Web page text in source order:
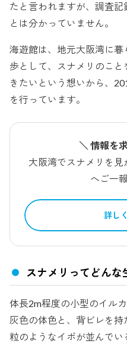
たと言われますが、調査
とは分かっていません。
海遊館は、地元大阪湾に
歩として、スナメリのこ
きたいという想いから、
を行っています。
＼ 情報を
大阪湾でスナメリを
へご一
詳し
スナメリってどんな
体長2m程度の小型のイルカ
灰色の体色と、背ビレを
粒のようなイボが並んで